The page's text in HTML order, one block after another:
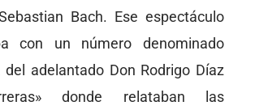
Bach. Ese espectáculo
con un número denominado
del adelantado Don Rodrigo Díaz
donde relataban las